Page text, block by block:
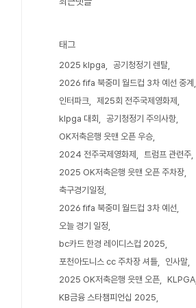
태그
2025 klpga
공기청정기 렌탈
2026 fifa 북중미 월드컵 3차 예선 중계
인터파크
제25회 전주국제영화제
klpga 대회
공기청정기 주의사항
OK저축은행 읏맨 오픈 우승
2024 전주국제영화제
트럼프 관련주
2025 OK저축은행 읏맨 오픈 주차장
축구경기일정
2026 fifa 북중미 월드컵 3차 예선
오늘 경기 일정
bc카드 한경 레이디스컵 2025
포천아도니스 cc 주차장 셔틀
인사말
2025 OK저축은행 읏맨 오픈
KLPGA
KB금융 스타챔피언십 2025